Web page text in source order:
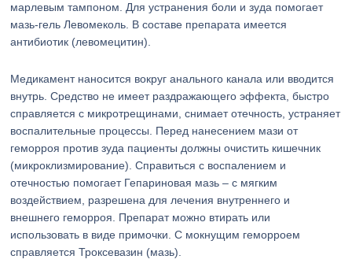
марлевым тампоном. Для устранения боли и зуда помогает
мазь-гель Левомеколь. В составе препарата имеется
антибиотик (левомецитин).
Медикамент наносится вокруг анального канала или вводится
внутрь. Средство не имеет раздражающего эффекта, быстро
справляется с микротрещинами, снимает отечность, устраняет
воспалительные процессы. Перед нанесением мази от
геморроя против зуда пациенты должны очистить кишечник
(микроклизмирование). Справиться с воспалением и
отечностью помогает Гепариновая мазь – с мягким
воздействием, разрешена для лечения внутреннего и
внешнего геморроя. Препарат можно втирать или
использовать в виде примочки. С мокнущим геморроем
справляется Троксевазин (мазь).